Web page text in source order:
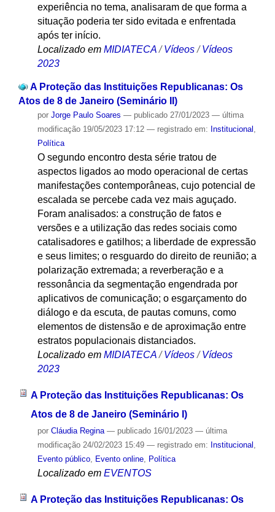
experiência no tema, analisaram de que forma a
situação poderia ter sido evitada e enfrentada
após ter início.
Localizado em MIDIATECA /Vídeos /Vídeos
2023
A Proteção das Instituições Republicanas: Os
Atos de 8 de Janeiro (Seminário II)
por Jorge Paulo Soares — publicado27/01/2023 — última
modificação19/05/2023 17:12 — registrado em: Institucional ,
Política
O segundo encontro desta série tratou de
aspectos ligados ao modo operacional de certas
manifestações contemporâneas, cujo potencial de
escalada se percebe cada vez mais aguçado.
Foram analisados: a construção de fatos e
versões e a utilização das redes sociais como
catalisadores e gatilhos; a liberdade de expressão
e seus limites; o resguardo do direito de reunião; a
polarização extremada; a reverberação e a
ressonância da segmentação engendrada por
aplicativos de comunicação; o esgarçamento do
diálogo e da escuta, de pautas comuns, como
elementos de distensão e de aproximação entre
estratos populacionais distanciados.
Localizado em MIDIATECA /Vídeos /Vídeos
2023
A Proteção das Instituições Republicanas: Os
Atos de 8 de Janeiro (Seminário I)
por Cláudia Regina — publicado16/01/2023 — última
modificação24/02/2023 15:49 — registrado em: Institucional ,
Evento público, Evento online, Política
Localizado em EVENTOS
A Proteção das Instituições Republicanas: Os